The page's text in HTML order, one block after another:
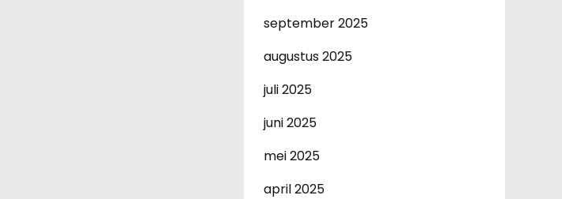
september 2025
augustus 2025
juli 2025
juni 2025
mei 2025
april 2025